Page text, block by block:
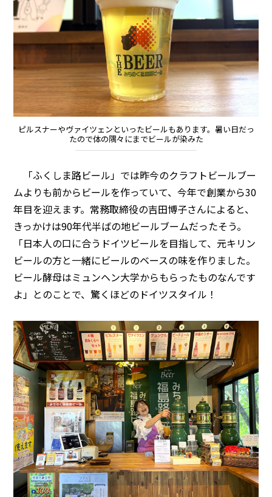
ピルスナーやヴァイツェンといったビールもあります。暑い日だっ
たので体の隅々にまでビールが染みた
「ふくしま路ビール」では昨今のクラフトビールブー
ムよりも前からビールを作っていて、今年で創業から30
年目を迎えます。常務取締役の吉田博子さんによると、
きっかけは90年代半ばの地ビールブームだったそう。
「日本人の口に合うドイツビールを目指して、元キリン
ビールの方と一緒にビールのベースの味を作りました。
ビール酵母はミュンヘン大学からもらったものなんです
よ」とのことで、驚くほどのドイツスタイル！